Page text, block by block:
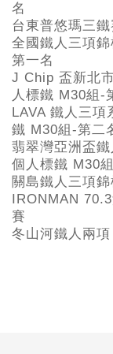
名
台東普悠瑪三
全國鐵人三項
第一名
J Chip 盃新北
人標鐵 M30組-
LAVA 鐵人三
鐵 M30組-第二
翡翠灣亞洲盃
個人標鐵 M30
關島鐵人三項
IRONMAN
賽
冬山河鐵人兩